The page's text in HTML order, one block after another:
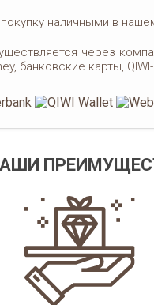
наличными в
через
банковские карты,